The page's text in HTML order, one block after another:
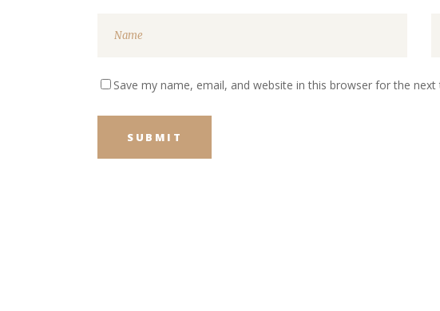
Save my name, email, and website in this browser for the